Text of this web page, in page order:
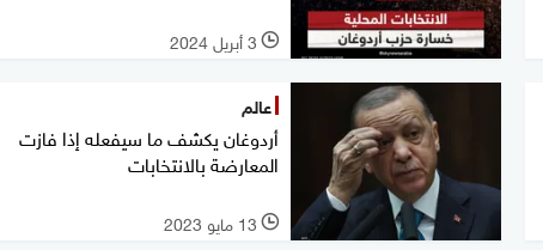
l 3 أبريل 2024
عالم
أردوغان يكشف ما سيفعله إذا فازت
المعارضة بالانتخابات
l 13 مايو 2023